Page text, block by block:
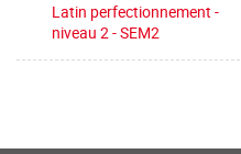
Latin perfectionnement -
niveau 2 - SEM2